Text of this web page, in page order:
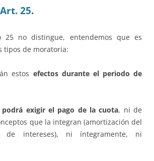
Art. 25.
25 no distingue, entendemos que es
tipos de moratoria:
estos efectos durante el periodo de
podrá exigir el pago de la cuota, ni de
que la integran (amortización del
intereses), ni íntegramente, ni